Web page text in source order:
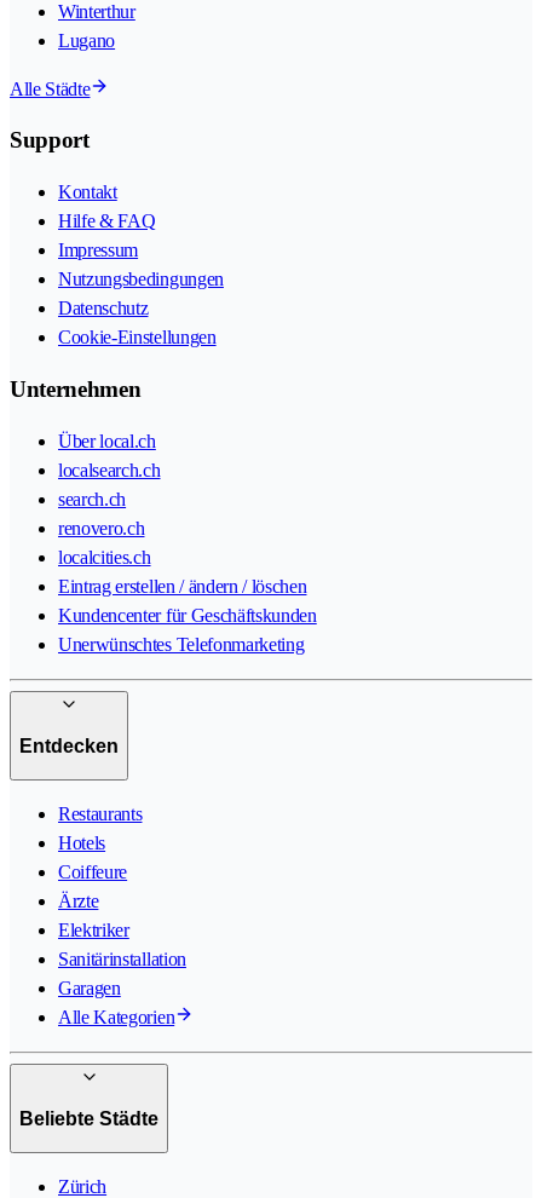
Winterthur
Lugano
Alle Städte
Support
Kontakt
Hilfe & FAQ
Impressum
Nutzungsbedingungen
Datenschutz
Cookie-Einstellungen
Unternehmen
Über local.ch
localsearch.ch
search.ch
renovero.ch
localcities.ch
Eintrag erstellen / ändern / löschen
Kundencenter für Geschäftskunden
Unerwünschtes Telefonmarketing
Entdecken
Restaurants
Hotels
Coiffeure
Ärzte
Elektriker
Sanitärinstallation
Garagen
Alle Kategorien
Beliebte Städte
Zürich